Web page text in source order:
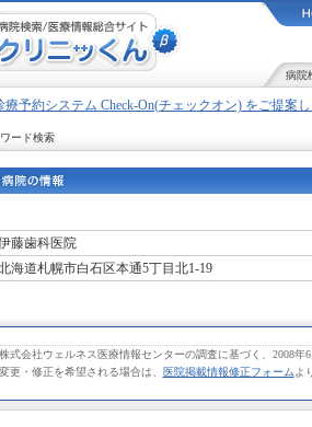
病院
療予約システム Check-On(チェックオン) をご提案
ード検索
藤歯科医院
海道札幌市白石区本通5丁目北1-19
式会社ウェルネス医療情報センターの調査に基づく、2008年
更・修正を希望される場合は、
医院掲載情報修正フォーム よ